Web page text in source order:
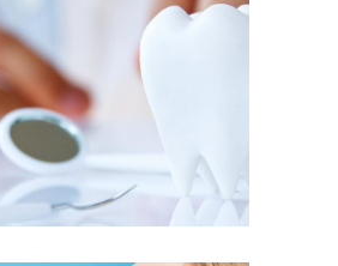
Shine it Up
casos de exito